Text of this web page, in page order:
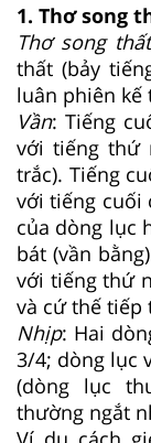
1. Thơ song
Thơ song
thất (bảy
luân phiên kế
Vần: Tiếng
với tiếng thứ
trắc). Tiếng
với tiếng cuối
của dòng lục
bát (vần
với tiếng thứ
và cứ thế tiếp
Nhịp: Hai
3/4; dòng lục
(dòng lục
thường ngắt